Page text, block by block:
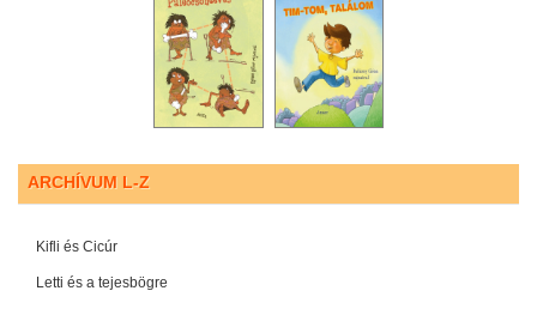
ARCHÍVUM L-Z
Kifli és Cicúr
Letti és a tejesbögre